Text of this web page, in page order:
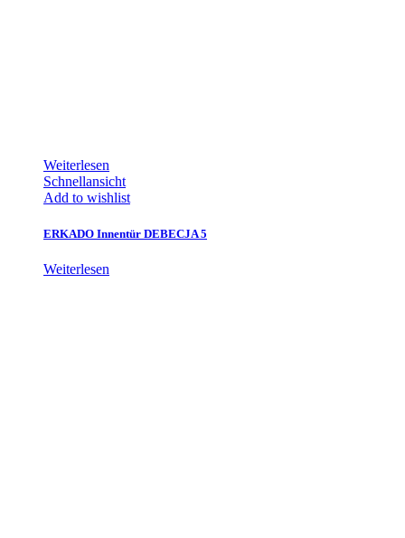
Weiterlesen
Schnellansicht
Add to wishlist
ERKADO Innentür DEBECJA 5
Weiterlesen